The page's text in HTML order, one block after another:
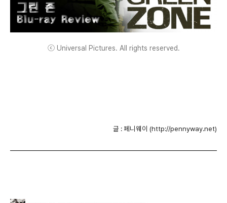
ⓒ Universal Pictures. All rights reserved.
글 : 페니웨이 (http://pennyway.net)